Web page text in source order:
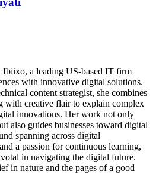
a leading US-based IT firm
with innovative digital solutions.
content strategist, she combines
with creative flair to explain complex
innovations. Her work not only
also guides businesses toward digital
spanning across digital
a passion for continuous learning,
in navigating the digital future.
in nature and the pages of a good